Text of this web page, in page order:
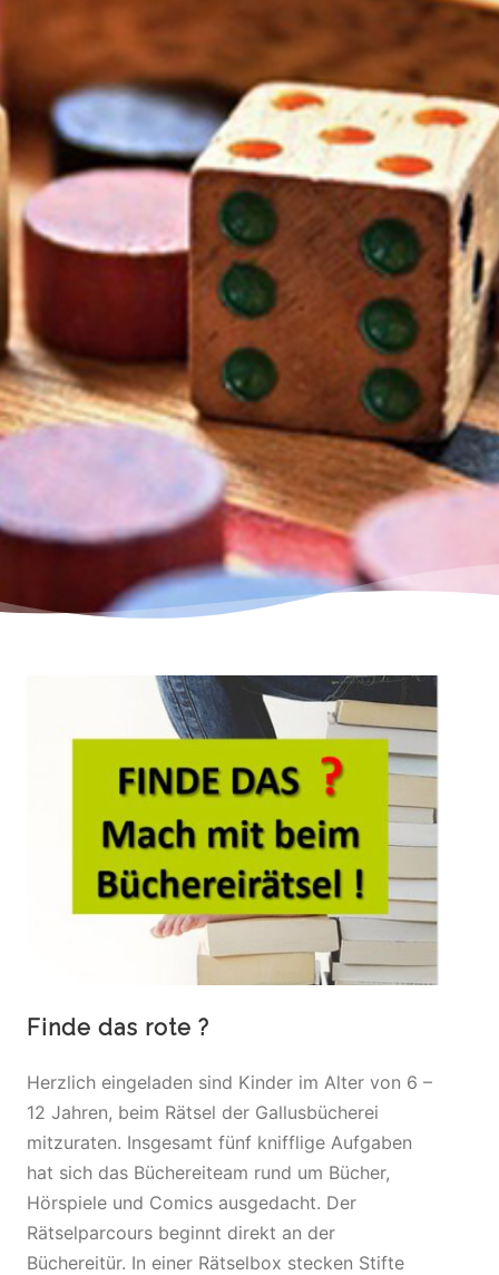
Finde das rote ?
Herzlich eingeladen sind Kinder im Alter von 6 –
12 Jahren, beim Rätsel der Gallusbücherei
mitzuraten. Insgesamt fünf knifflige Aufgaben
hat sich das Büchereiteam rund um Bücher,
Hörspiele und Comics ausgedacht. Der
Rätselparcours beginnt direkt an der
Büchereitür. In einer Rätselbox stecken Stifte